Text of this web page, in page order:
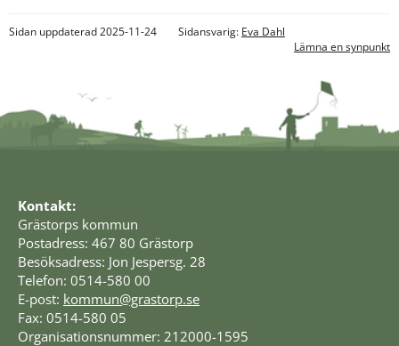
Sidan uppdaterad 2025-11-24 Sidansvarig: Eva Dahl
Lämna en synpunkt
Kontakt:
Grästorps kommun
Postadress: 467 80 Grästorp
Besöksadress: Jon Jespersg. 28
Telefon: 0514-580 00
E-post: kommun@grastorp.se
Fax: 0514-580 05
Organisationsnummer: 212000-1595